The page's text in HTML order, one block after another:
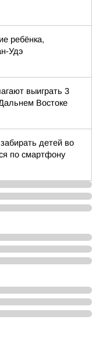
ребёнка,
Удэ
выиграть 3
Востоке
детей во
по смартфону